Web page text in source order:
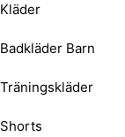
Kläder
Badkläder Barn
Träningskläder
Shorts